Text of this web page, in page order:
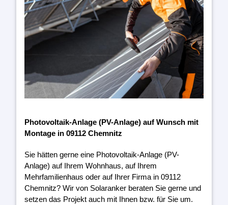
Photovoltaik-Anlage (PV-Anlage) auf Wunsch mit
Montage in 09112 Chemnitz
Sie hätten gerne eine Photovoltaik-Anlage (PV-
Anlage) auf Ihrem Wohnhaus, auf Ihrem
Mehrfamilienhaus oder auf Ihrer Firma in 09112
Chemnitz? Wir von Solaranker beraten Sie gerne und
setzen das Projekt auch mit Ihnen bzw. für Sie um.